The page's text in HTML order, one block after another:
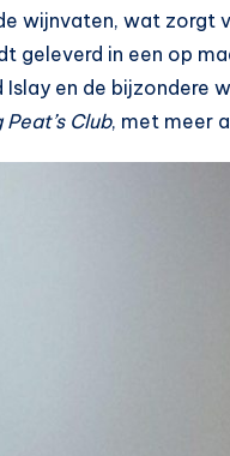
wijnvaten, wat zorgt
geleverd in een op
Islay en de
Peat’s Club, met meer